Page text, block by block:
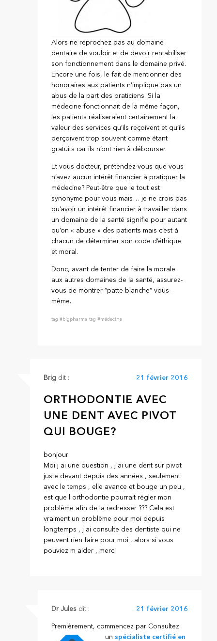
Alors ne reprochez pas au domaine
dentaire de vouloir et de devoir rentabiliser
son fonctionnement dans le domaine privé.
Encore une fois, le fait de mentionner des
honoraires aux patients n’implique pas un
abus de la part des praticiens. Si la
médecine fonctionnait de la même façon,
les patients réaliseraient certainement la
valeur des services qu’ils reçoivent et qu’ils
perçoivent trop souvent comme étant
gratuits car ils n’ont rien à débourser.
Et vous docteur, prétendez-vous que vous
n’avez aucun intérêt financier à pratiquer la
médecine? Peut-être que le tout est
synonyme pour vous mais… je ne crois pas
qu’avoir un intérêt financier à travailler dans
un domaine de la santé signifie pour autant
qu’on « abuse » des patients mais c’est à
chacun de déterminer son code d’éthique
et moral.
Donc, avant de tenter de faire la morale
aux autres domaines de la santé, assurez-
vous de montrer “patte blanche” vous-
même.
tag #bigpharma tag #médecine
Brig dit : 21 février 2016
ORTHODONTIE AVEC
UNE DENT AVEC PIVOT
QUI BOUGE?
bonjour
Moi j ai une question , j ai une dent sur pivot
juste devant depuis des années , seulement
avec le temps , elle avance et bouge un peu ,
est que l orthodontie pourrait régler mon
problème afin de la redresser ??? Cela est
vraiment un problème pour moi depuis
longtemps , j ai consulte des dentiste qui ne
peuvent rien faire pour moi , alors si vous
pouviez m aider , merci
Dr Jules dit : 21 février 2016
Premièrement, commencez par Consultez
un spécialiste certifié en